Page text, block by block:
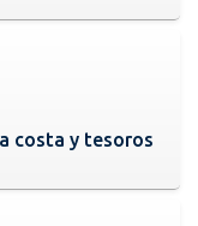
costa y tesoros